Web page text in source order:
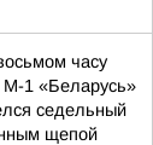
часу
М-1 «Беларусь»
седельный
щепой